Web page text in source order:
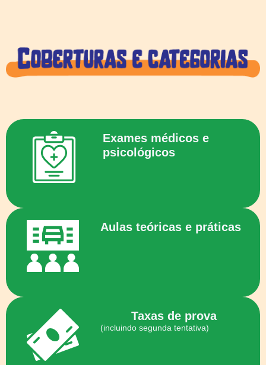
Exames médicos e
psicológicos
Aulas teóricas e práticas
Taxas de prova
(incluindo segunda tentativa)